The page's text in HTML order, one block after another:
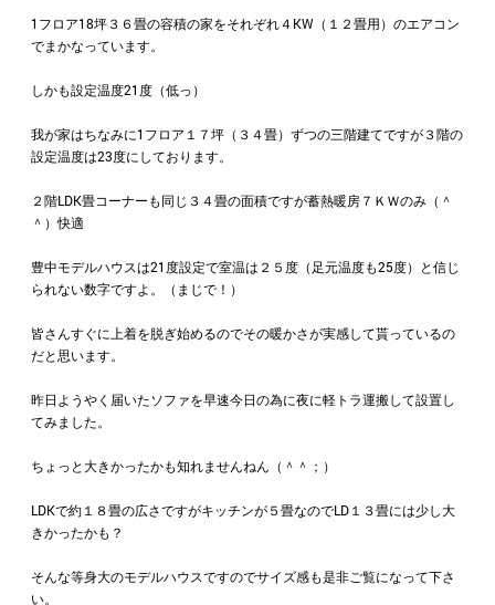
1フロア18坪３６畳の容積の家をそれぞれ４KW（１２畳用）のエアコン
でまかなっています。
しかも設定温度21度（低っ）
我が家はちなみに1フロア１７坪（３４畳）ずつの三階建てですが３階の
設定温度は23度にしております。
２階LDK畳コーナーも同じ３４畳の面積ですが蓄熱暖房７ＫＷのみ（＾
＾）快適
豊中モデルハウスは21度設定で室温は２５度（足元温度も25度）と信じ
られない数字ですよ。（まじで！）
皆さんすぐに上着を脱ぎ始めるのでその暖かさが実感して貰っているの
だと思います。
昨日ようやく届いたソファを早速今日の為に夜に軽トラ運搬して設置し
てみました。
ちょっと大きかったかも知れませんねん（＾＾；）
LDKで約１８畳の広さですがキッチンが５畳なのでLD１３畳には少し大
きかったかも？
そんな等身大のモデルハウスですのでサイズ感も是非ご覧になって下さ
い。